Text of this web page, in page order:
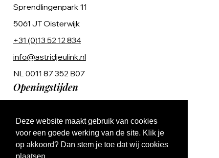
Deze website maakt gebruik van cookies
voor een goede werking van de site. Klik je
op akkoord? Dan stem je toe dat wij cookies
Sprendlingenpark 11
5061 JT Oisterwijk
+31 (0)13 52 12 834
info@astridjeulink.nl
NL 0011 87 352 B07
Openingstijden
Ma t/m Vr 9:00 - 17:00